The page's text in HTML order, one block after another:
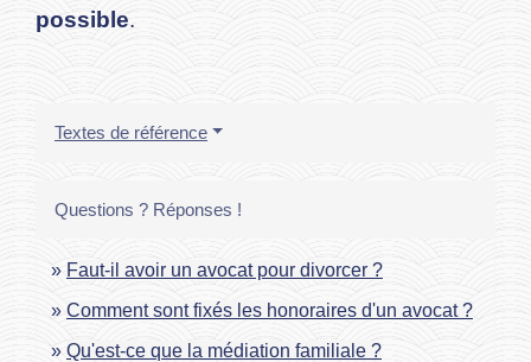
possible.
Textes de référence
Questions ? Réponses !
Faut-il avoir un avocat pour divorcer ?
Comment sont fixés les honoraires d'un avocat ?
Qu'est-ce que la médiation familiale ?